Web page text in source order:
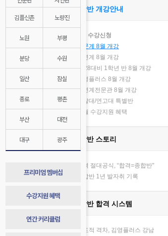
김플신촌 노량진
노원 부평
분당 수원
일산 잠실
종로 평촌
부산 대전
대구 광주
프리미엄 멤버십
수강지원 혜택
연간 커리큘럼
종합반 개강안내
8월 수강신청
인문계 8월 개강
자연계 8월 개강
2028대비 1학년 반 8월 개강
김영플러스 8월 개강
자연계전문관 8월 개강
경찰대/연고대 특별반
매월 수강지원 혜택
종합반 스토리
합격 절대공식, “합격=종합반"
종합반 1년 발자취 기록
종합반 합격 시스템
압도적 격차, 김영플러스 강남